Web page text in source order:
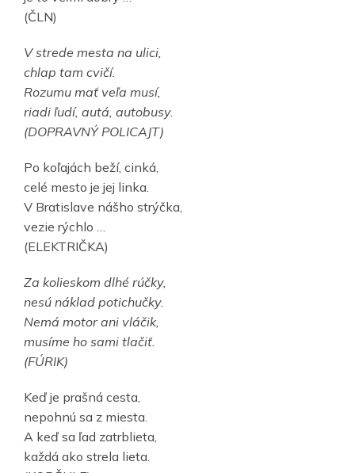
(ČLN)
V strede mesta na ulici,
chlap tam cvičí.
Rozumu mať veľa musí,
riadi ľudí, autá, autobusy.
(DOPRAVNÝ POLICAJT)
Po koľajách beží, cinká,
celé mesto je jej linka.
V Bratislave nášho strýčka,
vezie rýchlo …
(ELEKTRIČKA)
Za kolieskom dlhé rúčky,
nesú náklad potichučky.
Nemá motor ani vláčik,
musíme ho sami tlačiť.
(FÚRIK)
Keď je prašná cesta,
nepohnú sa z miesta.
A keď sa ľad zatrblieta,
každá ako strela lieta.